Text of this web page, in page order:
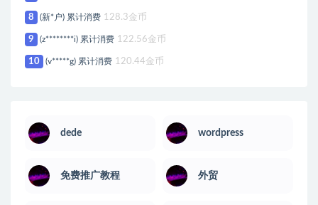
8 (新*户) 累计消费 128.3金币
9 (z********i) 累计消费 122.56金币
10 (v*****g) 累计消费 120.44金币
dede wordpress
免费推广教程 外贸